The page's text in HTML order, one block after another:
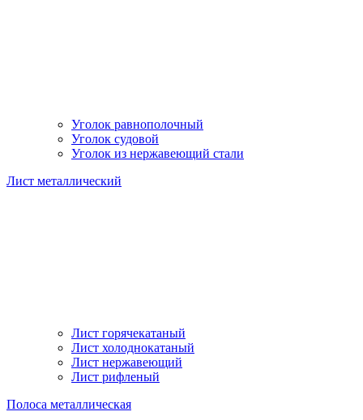
Уголок равнополочный
Уголок судовой
Уголок из нержавеющий стали
Лист металлический
Лист горячекатаный
Лист холоднокатаный
Лист нержавеющий
Лист рифленый
Полоса металлическая